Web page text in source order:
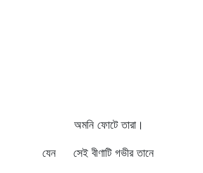
অমনি ফোটে তারা।
যেন সেই বীণাটি গভীর তানে